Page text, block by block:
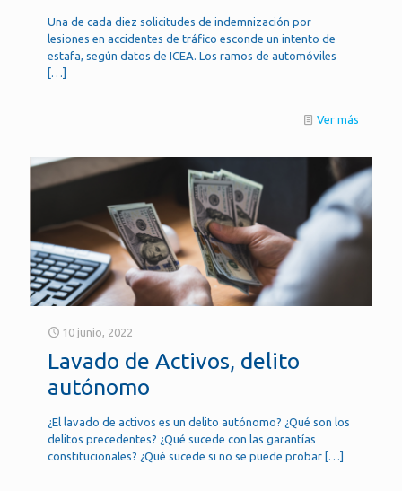
Una de cada diez solicitudes de indemnización por
lesiones en accidentes de tráfico esconde un intento de
estafa, según datos de ICEA. Los ramos de automóviles
[…]
Ver más
10 junio, 2022
Lavado de Activos, delito
autónomo
¿El lavado de activos es un delito autónomo? ¿Qué son los
delitos precedentes? ¿Qué sucede con las garantías
constitucionales? ¿Qué sucede si no se puede probar […]